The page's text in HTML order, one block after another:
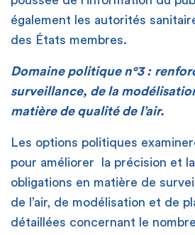
également les autorités
des États membres.
Domaine politique n°3 :
surveillance, de la
matière de qualité de l’air.
Les options politiques
pour améliorer la précision et
obligations en matière de
de l’air, de modélisation et de
détaillées concernant le